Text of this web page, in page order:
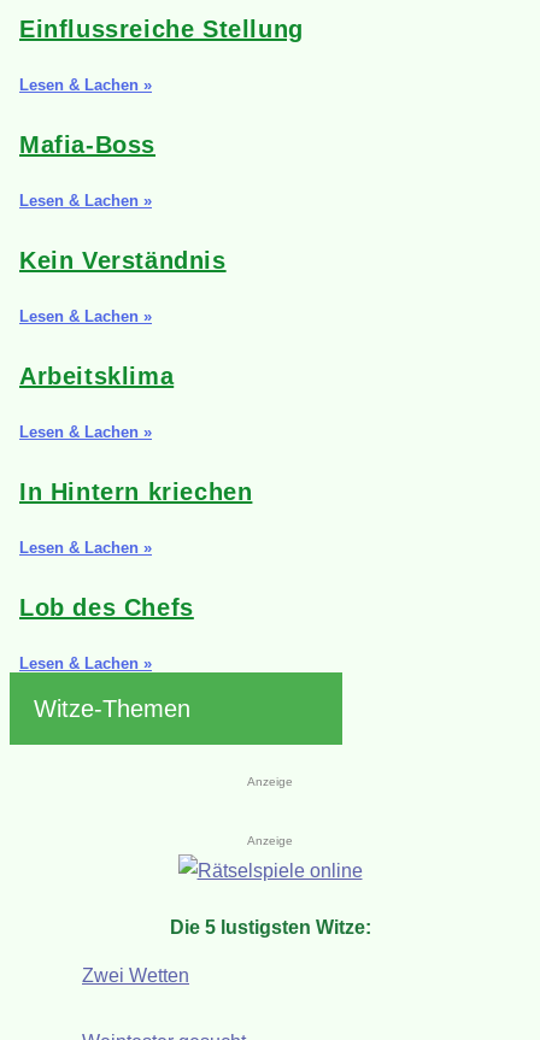
Einflussreiche Stellung
Lesen & Lachen »
Mafia-Boss
Lesen & Lachen »
Kein Verständnis
Lesen & Lachen »
Arbeitsklima
Lesen & Lachen »
In Hintern kriechen
Lesen & Lachen »
Lob des Chefs
Lesen & Lachen »
Witze-Themen
Anzeige
Anzeige
Die 5 lustigsten Witze:
Zwei Wetten